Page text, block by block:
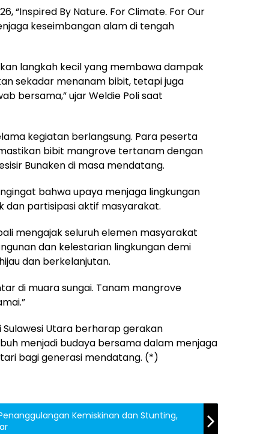
“Inspired By Nature. For Climate. For Our
keseimbangan alam di tengah
langkah kecil yang membawa dampak
sekadar menanam bibit, tetapi juga
bersama,” ujar Weldie Poli saat
kegiatan berlangsung. Para peserta
bibit mangrove tertanam dengan
Bunaken di masa mendatang.
bahwa upaya menjaga lingkungan
dan partisipasi aktif masyarakat.
mengajak seluruh elemen masyarakat
dan kelestarian lingkungan demi
dan berkelanjutan.
di muara sungai. Tanam mangrove
Sulawesi Utara berharap gerakan
menjadi budaya bersama dalam menjaga
bagi generasi mendatang. (*)
Kemiskinan dan Stunting,